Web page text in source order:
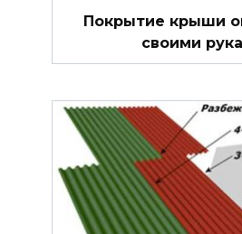
Покрытие крыши
своими